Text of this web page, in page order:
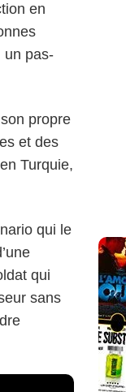
en
un pas­
propre
et des
Turquie,
qui le
qui
sans